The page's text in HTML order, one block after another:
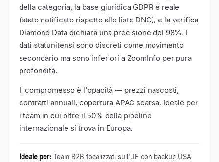
della categoria, la base giuridica GDPR è reale
(stato notificato rispetto alle liste DNC), e la verifica
Diamond Data dichiara una precisione del 98%. I
dati statunitensi sono discreti come movimento
secondario ma sono inferiori a ZoomInfo per pura
profondità.
Il compromesso è l'opacità — prezzi nascosti,
contratti annuali, copertura APAC scarsa. Ideale per
i team in cui oltre il 50% della pipeline
internazionale si trova in Europa.
Ideale per: Team B2B focalizzati sull'UE con backup USA